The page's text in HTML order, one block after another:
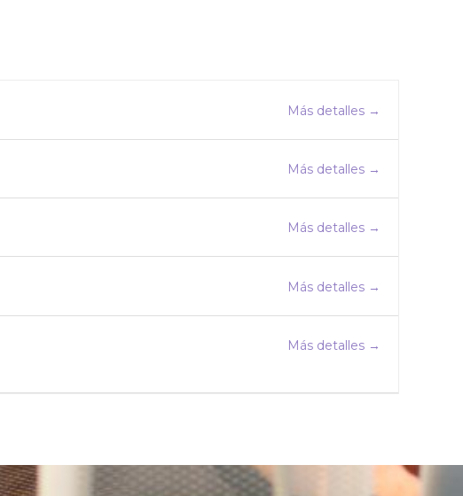
Más detalles
Más detalles
Más detalles
Más detalles
Más detalles